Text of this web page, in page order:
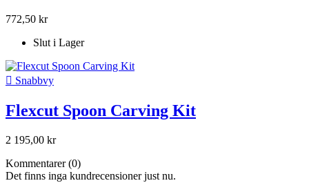
772,50 kr
Slut i Lager
 Snabbvy
Flexcut Spoon Carving Kit
2 195,00 kr
Kommentarer (0)
Det finns inga kundrecensioner just nu.